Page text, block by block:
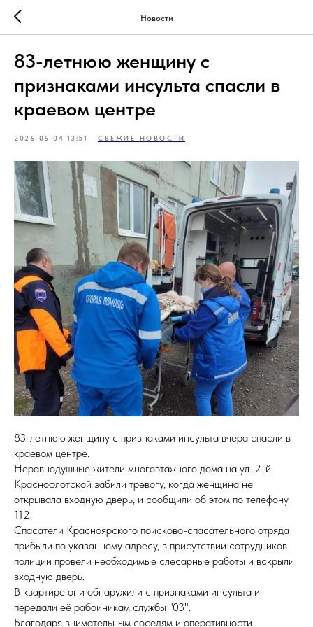
Новости
83-летнюю женщину с
признаками инсульта спасли в
краевом центре
2026-06-04 13:51 СВЕЖИЕ НОВОСТИ
83-летнюю женщину с признаками инсульта вчера спасли в
краевом центре.
Неравнодушные жители многоэтажного дома на ул. 2-й
Краснофлотской забили тревогу, когда женщина не
открывала входную дверь, и сообщили об этом по телефону
112.
Спасатели Красноярского поисково-спасательного отряда
прибыли по указанному адресу, в присутствии сотрудников
полиции провели необходимые слесарные работы и вскрыли
входную дверь.
В квартире они обнаружили с признаками инсульта и
передали её рабоиникам службы "03".
Благодаря внимательным соседям и оперативности